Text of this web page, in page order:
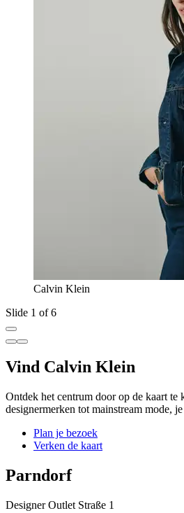
Calvin Klein
Slide 1 of 6
Vind Calvin Klein
Ontdek het centrum door op de kaart
designermerken tot mainstream mode,
Plan je bezoek
Verken de kaart
Parndorf
Designer Outlet Straße 1